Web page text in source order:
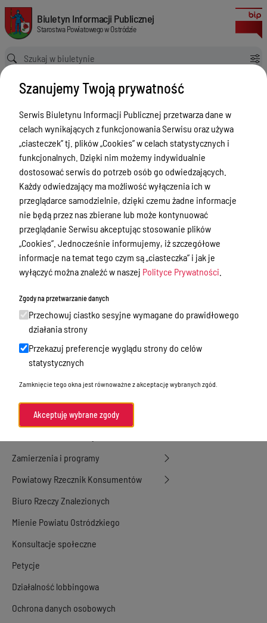
Interpelacje i zapytania radnych
Biuletyn Informacji Publicznej Starostwa Powiatowego w Ostródzie
Biuletyn Informacji Publicznej
Starostwa Powiatowego w Ostródzie
Ścieżka powrotu
Strona główna Informacja Interpelacje i zapytania radnych
Informacja
Menu Przedmiotowe
Starostwo Powiatowe
Poradnik Interesanta
Informacje o naborze
Zamówienia Publiczne
Tablica ogłoszeń
Dyżury Aptek w Powiecie Ostródzkim
Nieodpłatna Pomoc Prawna
Akty Prawne
Rejestry, ewidencje i archiwa
Budżet
Organizacja działania samorządu
powiatowego
Oświadczenia majątkowe
Zamierzenia i programy
Powiatowy Rzecznik Konsumentów
Biuro Rzeczy Znalezionych
Mienie Powiatu Ostródzkiego
Konsultacje społeczne
Petycje
Działalność lobbingowa
Ochrona danych osobowych
Szanujemy Twoją prywatność
Serwis Biuletynu Informacji Publicznej przetwarza dane w
celach wynikających z funkcjonowania Serwisu oraz używa
„ciasteczek” tj. plików „Cookies” w celach statystycznych i
funkcjonalnych. Dzięki nim możemy indywidualnie
dostosować serwis do potrzeb osób go odwiedzających.
Każdy odwiedzający ma możliwość wyłączenia ich w
przeglądarce samodzielnie, dzięki czemu żadne informacje
nie będą przez nas zbierane lub może kontynuować
przeglądanie Serwisu akceptując stosowanie plików
„Cookies”. Jednocześnie informujemy, iż szczegółowe
informacje na temat tego czym są „ciasteczka” i jak je
wyłączyć można znaleźć w naszej Polityce Prywatności
Zgody na przetwarzanie danych
Przechowuj ciastko sesyjne wymagane do prawidłowego
działania strony
Przekazuj preferencje wyglądu strony do celów
statystycznych
Zamknięcie tego okna jest równoważne z akceptację wybranych zgód.
Akceptuję wybrane zgody